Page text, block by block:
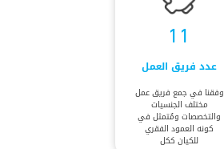
11
عدد فريق العمل
وفقنا في جمع فريق عمل
مختلف الجنسيات
والتخصصات ومُتمثل في
كونه العمود الفقري
للكيان ككل